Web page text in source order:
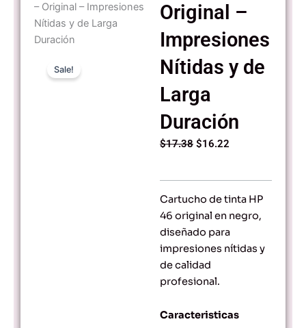
– Original – Impresiones
Nítidas y de Larga
Duración
Sale!
Original –
Impresiones
Nítidas y de
Larga
Duración
$17.38 Original
$17.38.
$16.22
$16.22.
Cartucho de tinta HP
46 original en negro,
diseñado para
impresiones nítidas y
de calidad
profesional.
Caracteristicas